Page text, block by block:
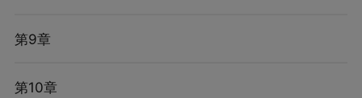
第9章
第10章